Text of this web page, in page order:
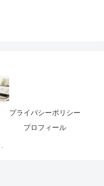
プライバシーポリシー
プロフィール